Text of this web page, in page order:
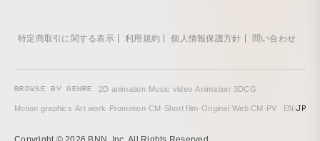
特定商取引に関する表示 利用規約 個人情報保護方針 問い合わせ
BROWSE BY GENRE 2D animation· Music video·Animation·3DCG·
Motion graphics·Art work· Promotion·CM · Short film·Original ·Web CM · PV EN/JP